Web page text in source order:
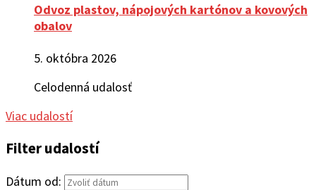
Odvoz plastov, nápojových kartónov a kovových
obalov
5. októbra 2026
Celodenná udalosť
Viac udalostí
Filter udalostí
Dátum od: